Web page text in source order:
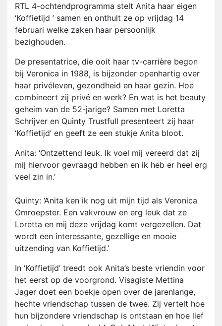
RTL 4-ochtendprogramma stelt Anita haar eigen
‘Koffietijd ’ samen en onthult ze op vrijdag 14
februari welke zaken haar persoonlijk
bezighouden.
De presentatrice, die ooit haar tv-carrière begon
bij Veronica in 1988, is bijzonder openhartig over
haar privéleven, gezondheid en haar gezin. Hoe
combineert zij privé en werk? En wat is het beauty
geheim van de 52-jarige? Samen met Loretta
Schrijver en Quinty Trustfull presenteert zij haar
‘Koffietijd’ en geeft ze een stukje Anita bloot.
Anita: ‘Ontzettend leuk. Ik voel mij vereerd dat zij
mij hiervoor gevraagd hebben en ik heb er heel erg
veel zin in.’
Quinty: ‘Anita ken ik nog uit mijn tijd als Veronica
Omroepster. Een vakvrouw en erg leuk dat ze
Loretta en mij deze vrijdag komt vergezellen. Dat
wordt een interessante, gezellige en mooie
uitzending van Koffietijd.’
In ‘Koffietijd’ treedt ook Anita’s beste vriendin voor
het eerst op de voorgrond. Visagiste Mettina
Jager doet een boekje open over de jarenlange,
hechte vriendschap tussen de twee. Zij vertelt hoe
hun bijzondere vriendschap is ontstaan en hoe lief